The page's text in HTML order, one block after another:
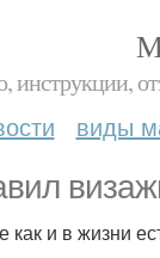
инструкции,
виды
как и в жизни